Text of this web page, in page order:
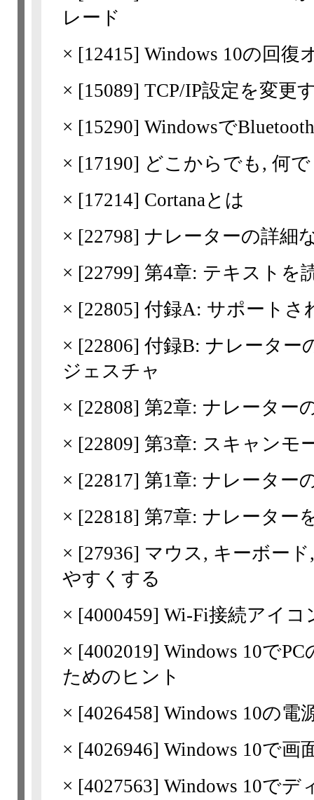
レード
× [12415] Windows 10の回復
× [15089] TCP/IP設定を変更
× [15290] Windowsで
× [17190] どこからでも, 何
× [17214] Cortanaとは
× [22798] ナレーターの詳細
× [22799] 第4章: テキストを
× [22805] 付録A: サポートさ
× [22806] 付録B: ナレーター
ジェスチャ
× [22808] 第2章: ナレーター
× [22809] 第3章: スキャンモ
× [22817] 第1章: ナレーター
× [22818] 第7章: ナレーター
× [27936] マウス, キーボー
やすくする
× [4000459] Wi-Fi接続アイコ
× [4002019] Windows 10で
ためのヒント
× [4026458] Windows 10の電
× [4026946] Windows 10で画
× [4027563] Windows 10でデ